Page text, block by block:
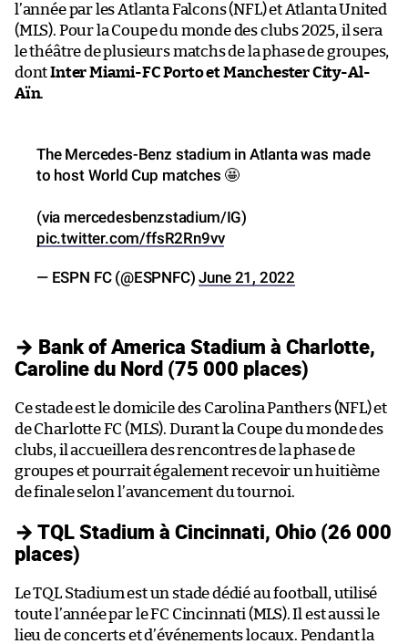
l’année par les Atlanta Falcons (NFL) et Atlanta United
(MLS). Pour la Coupe du monde des clubs 2025, il sera
le théâtre de plusieurs matchs de la phase de groupes,
dontInter Miami-FC Porto et Manchester City-Al-
Aïn.
The Mercedes-Benz stadium in Atlanta was made
to host World Cup matches 🤩
(via mercedesbenzstadium/IG)
pic.twitter.com/ffsR2Rn9vv
— ESPN FC (@ESPNFC)June 21, 2022
→ Bank of America Stadium à Charlotte,
Caroline du Nord (75 000 places)
Ce stade est le domicile des Carolina Panthers (NFL) et
de Charlotte FC (MLS). Durant la Coupe du monde des
clubs, il accueillera des rencontres de la phase de
groupes et pourrait également recevoir un huitième
de finale selon l’avancement du tournoi.
→ TQL Stadium à Cincinnati, Ohio (26 000
places)
Le TQL Stadium est un stade dédié au football, utilisé
toute l’année par le FC Cincinnati (MLS). Il est aussi le
lieu de concerts et d’événements locaux. Pendant la